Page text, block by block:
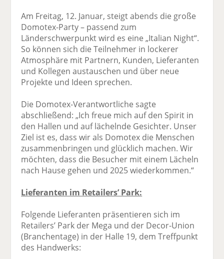
Am Freitag, 12. Januar, steigt abends die große
Domotex-Party – passend zum
Länderschwerpunkt wird es eine „Italian Night“.
So können sich die Teilnehmer in lockerer
Atmosphäre mit Partnern, Kunden, Lieferanten
und Kollegen austauschen und über neue
Projekte und Ideen sprechen.
Die Domotex-Verantwortliche sagte
abschließend: „Ich freue mich auf den Spirit in
den Hallen und auf lächelnde Gesichter. Unser
Ziel ist es, dass wir als Domotex die Menschen
zusammenbringen und glücklich machen. Wir
möchten, dass die Besucher mit einem Lächeln
nach Hause gehen und 2025 wiederkommen.“
Lieferanten im Retailers’ Park:
Folgende Lieferanten präsentieren sich im
Retailers’ Park der Mega und der Decor-Union
(Branchentage) in der Halle 19, dem Treffpunkt
des Handwerks: